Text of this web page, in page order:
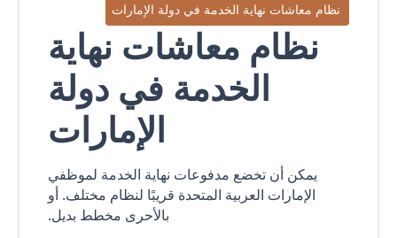
نظام معاشات نهاية الخدمة في دولة الإمارات
نظام معاشات نهاية
الخدمة في دولة
الإمارات
يمكن أن تخضع مدفوعات نهاية الخدمة لموظفي
الإمارات العربية المتحدة قريبًا لنظام مختلف. أو
بالأحرى مخطط بديل.